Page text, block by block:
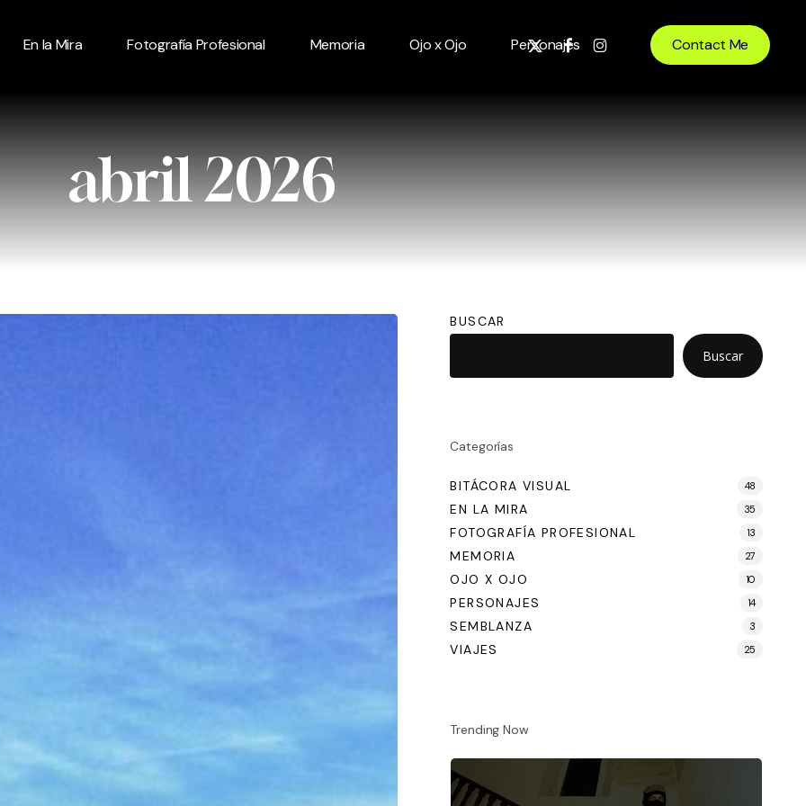
En la Mira Fotografía Profesional Memoria Ojo x Ojo Personajes
x-
facebookinstagram Contact Me
abril 2026
BUSCAR
Buscar
Categorías
BITÁCORA VISUAL 48
EN LA MIRA 35
FOTOGRAFÍA PROFESIONAL 13
MEMORIA 27
OJO X OJO 10
PERSONAJES 14
SEMBLANZA 3
VIAJES 25
Trending Now